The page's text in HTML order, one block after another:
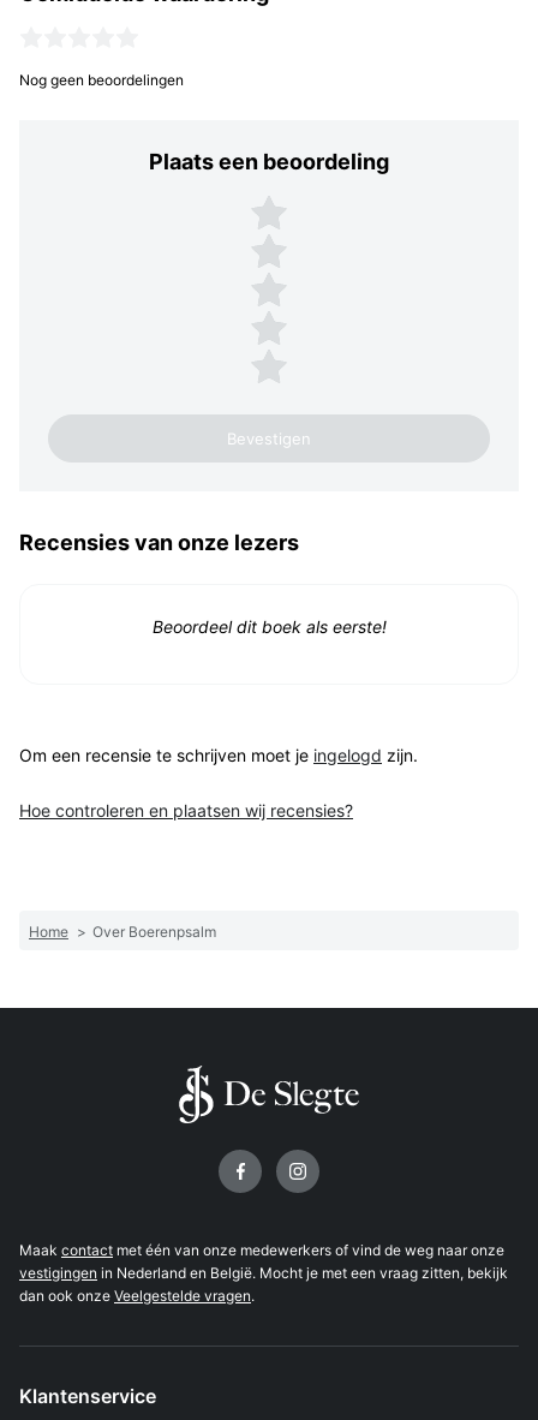
Nog geen beoordelingen
Plaats een beoordeling
Plaats een beoordeling
5 sterren
4 sterren
3 sterren
2 sterren
1 ster
Recensies van onze lezers
Beoordeel dit boek als eerste!
Om een recensie te schrijven moet je ingelogd zijn.
Hoe controleren en plaatsen wij recensies?
Home > Over Boerenpsalm
Maak contact met één van onze medewerkers of vind de weg naar onze
vestigingen in Nederland en België. Mocht je met een vraag zitten, bekijk
dan ook onze Veelgestelde vragen.
Klantenservice